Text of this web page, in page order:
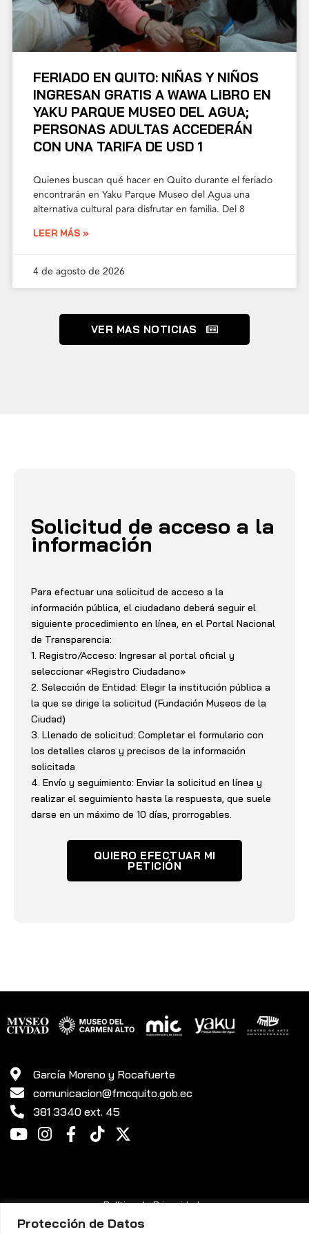
Protección de Datos
FERIADO EN QUITO: NIÑAS Y NIÑOS
INGRESAN GRATIS A WAWA LIBRO EN
YAKU PARQUE MUSEO DEL AGUA;
PERSONAS ADULTAS ACCEDERÁN
CON UNA TARIFA DE USD 1
Quienes buscan qué hacer en Quito durante el feriado
encontrarán en Yaku Parque Museo del Agua una
alternativa cultural para disfrutar en familia. Del 8
LEER MÁS »
4 de agosto de 2026
VER MAS NOTICIAS
Solicitud de acceso a la
información
Para efectuar una solicitud de acceso a la
información pública, el ciudadano deberá seguir el
siguiente procedimiento en línea, en el Portal Nacional
de Transparencia:
1. Registro/Acceso: Ingresar al portal oficial y
seleccionar «Registro Ciudadano»
2. Selección de Entidad: Elegir la institución pública a
la que se dirige la solicitud (Fundación Museos de la
Ciudad)
3. Llenado de solicitud: Completar el formulario con
los detalles claros y precisos de la información
solicitada
4. Envío y seguimiento: Enviar la solicitud en línea y
realizar el seguimiento hasta la respuesta, que suele
darse en un máximo de 10 días, prorrogables.
QUIERO EFECTUAR MI
PETICIÓN
García Moreno y Rocafuerte
comunicacion@fmcquito.gob.ec
381 3340 ext. 45
Política de Privacidad
Fundación Museos de la Ciudad Quito ©. Todos los Derechos